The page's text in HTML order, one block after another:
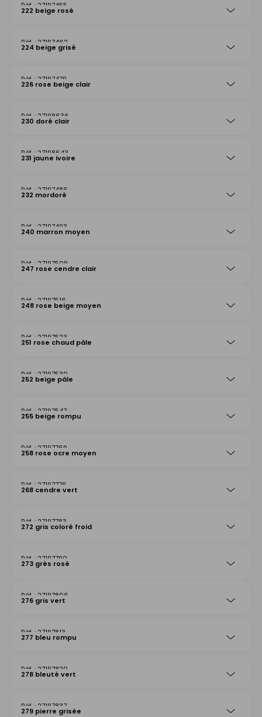
27197455
222 beige rosé
27197462
224 beige grisé
27197479
226 rose beige clair
27198636
230 doré clair
27198643
231 jaune ivoire
27197486
232 mordoré
27197493
240 marron moyen
27197509
247 rose cendre clair
27197516
248 rose beige moyen
27197523
251 rose chaud pâle
27197530
252 beige pâle
27197547
255 beige rompu
27197769
258 rose ocre moyen
27197776
268 cendre vert
27197783
272 gris coloré froid
27197790
273 grès rosé
27197806
276 gris vert
27197813
277 bleu rompu
27197820
278 bleuté vert
27197837
279 pierre grisée